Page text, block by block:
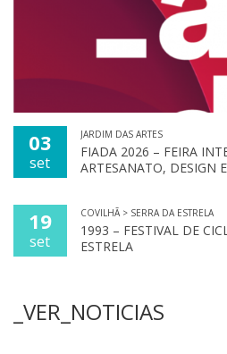
03
set
JARDIM DAS ARTES
FIADA 2026 – FEIRA
ARTESANATO, DESIGN
19
set
COVILHÃ > SERRA DA ESTRELA
1993 – FESTIVAL DE
ESTRELA
_VER_NOTICIAS